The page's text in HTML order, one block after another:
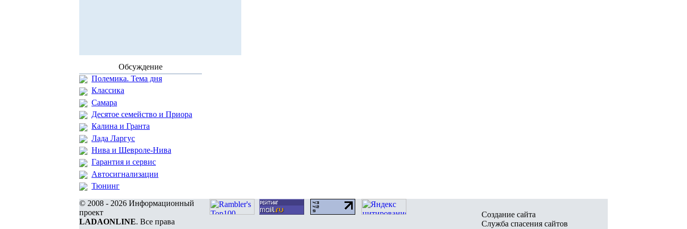
Обсуждение
Полемика. Тема дня
Классика
Самара
Десятое семейство и Приора
Калина и Гранта
Лада Ларгус
Нива и Шевроле-Нива
Гарантия и сервис
Автосигнализации
Тюнинг
© 2008 - 2026 Информационный
проект
LADAONLINE. Все права
Создание сайта
Служба спасения сайтов